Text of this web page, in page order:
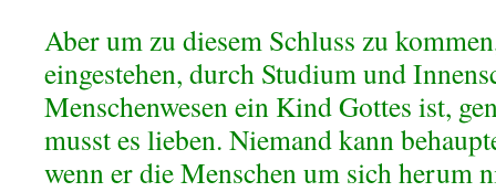
Aber um zu diesem Schluss zu
eingestehen, durch Studium und
Menschenwesen ein Kind Gottes ist,
musst es lieben. Niemand kann
wenn er die Menschen um sich herum